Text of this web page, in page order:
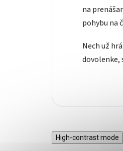
na
pohybu na
Nech už
dovolenke,
High-contrast mode